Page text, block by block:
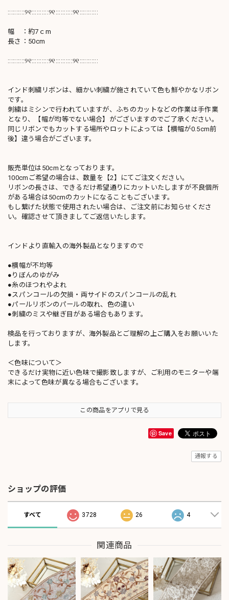
::::::::::୨୧::::::::::୨୧::::::::::୨୧:::::::::::
幅 ：約7ｃm
長さ：50cm
::::::::::୨୧::::::::::୨୧::::::::::୨୧:::::::::::
インド刺繍リボンは、細かい刺繍が施されていて色も鮮やかなリボン
です。
刺繍はミシンで行われていますが、ふちのカットなどの作業は手作業
となり、【幅が均等でない場合】がございますのでご了承ください。
同じリボンでもカットする場所やロットによっては【横幅が0.5cm前
後】違う場合がございます。
販売単位は50cmとなっております。
100cmご希望の場合は、数量を【2】にてご注文ください。
リボンの長さは、できるだけ希望通りにカットいたしますが不良個所
がある場合は50cmのカットになることもございます。
もし繋げた状態で使用されたい場合は、ご注文前にお知らせくださ
い。確認させて頂きましてご返信いたします。
インドより直輸入の海外製品となりますので
●横幅が不均等
●りぼんのゆがみ
●糸のほつれやよれ
●スパンコールの欠損・両サイドのスパンコールの乱れ
●パールリボンのパールの取れ、色の違い
●刺繍のミスや継ぎ目がある場合もあります。
検品を行っておりますが、海外製品とご理解の上ご購入をお願いいた
します。
＜色味について＞
できるだけ実物に近い色味で撮影致しますが、ご利用のモニターや端
末によって色味が異なる場合もございます。
この商品をアプリで見る
Save
通報する
ショップの評価
すべて 3728 26 4
関連商品